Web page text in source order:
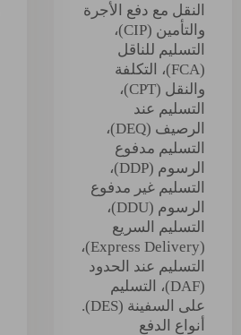
النقل مع دفع الأجرة
والتأمين (CIP)،
التسليم للناقل
(FCA)، التكلفة
والنقل (CPT)،
التسليم عند
الرصيف (DEQ)،
التسليم مدفوع
الرسوم (DDP)،
التسليم غير مدفوع
الرسوم (DDU)،
التسليم السريع
(Express Delivery)،
التسليم عند الحدود
(DAF)، التسليم
على السفينة (DES).
أنواع الدفع